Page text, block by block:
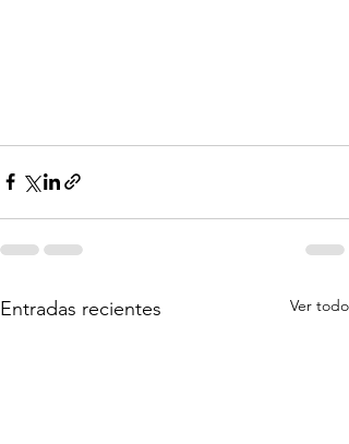
Entradas recientes Ver todo